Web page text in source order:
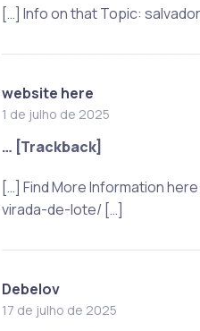
[…] Info on that Topic:
website here
1 de julho de 2025
… [Trackback]
[…] Find More Information
virada-de-lote/ […]
Debelov
17 de julho de 2025